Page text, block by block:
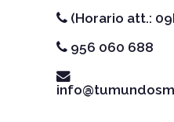
(Horario att.:
956 060 688